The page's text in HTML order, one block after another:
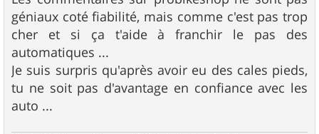
géniaux coté fiabilité, mais comme c'est pas trop
cher et si ça t'aide à franchir le pas des
automatiques ...
Je suis surpris qu'après avoir eu des cales pieds,
tu ne soit pas d'avantage en confiance avec les
auto ...